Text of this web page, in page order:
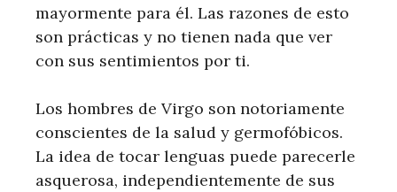
mayormente para él. Las razones de esto
son prácticas y no tienen nada que ver
con sus sentimientos por ti.
Los hombres de Virgo son notoriamente
conscientes de la salud y germofóbicos.
La idea de tocar lenguas puede parecerle
asquerosa, independientemente de sus